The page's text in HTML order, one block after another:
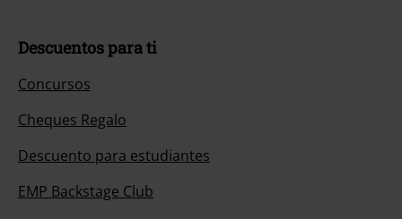
Descuentos para ti
Concursos
Cheques Regalo
Descuento para estudiantes
EMP Backstage Club